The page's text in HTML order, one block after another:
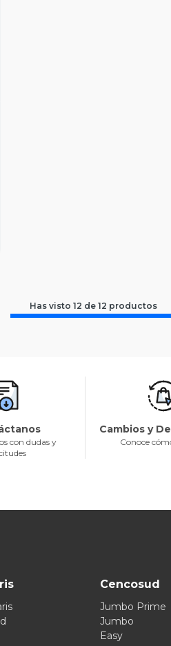
Has visto 12 de 12 productos
con dudas y
Cambios y
Conoce
Cencosud
Jumbo Prime
Jumbo
Easy